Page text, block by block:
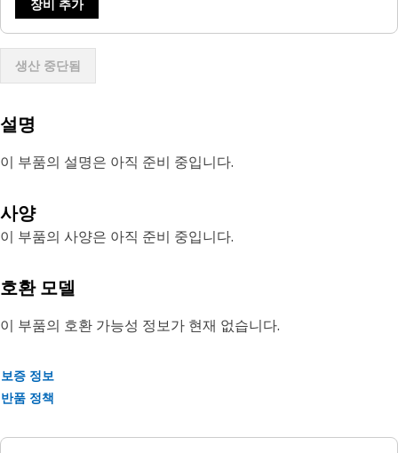
장비 추가
생산 중단됨
설명
이 부품의 설명은 아직 준비 중입니다.
사양
이 부품의 사양은 아직 준비 중입니다.
호환 모델
이 부품의 호환 가능성 정보가 현재 없습니다.
보증 정보
반품 정책